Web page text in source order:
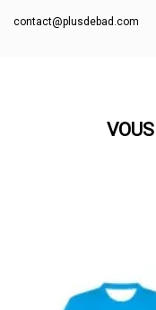
contact@plusdebad.com